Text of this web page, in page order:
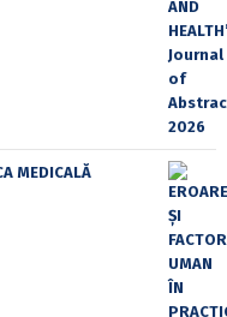
MEDICALĂ